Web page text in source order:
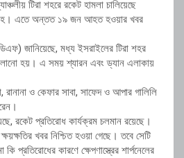
টিরা শহরে রকেট হামলা চালিয়েছে
এতে অন্তত ১৯ জন আহত হওয়ার খবর
জানিয়েছে, মধ্য ইসরাইলের টিরা শহর
হয়। এ সময় শ্যারন এবং ড্যান এলাকায়
রানানা ও কেফার সাবা, সাফেদ ও আপার গালিলি
রকেট প্রতিরোধ কার্যক্রম চলমান রয়েছে।
খবর নিশ্চিত হওয়া গেছে। তবে সেটি
প্রতিরোধের কারণে ক্ষেপণাস্ত্রের শার্পনেলের